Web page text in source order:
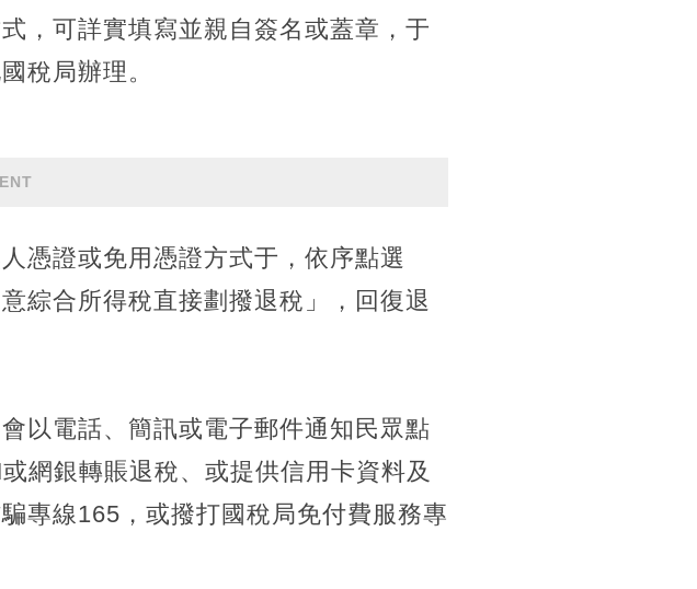
，可詳實填寫並親自簽名或蓋章，于
稅局辦理。
憑證或免用憑證方式于，依序點選
綜合所得稅直接劃撥退稅」，回復退
以電話、簡訊或電子郵件通知民眾點
網銀轉賬退稅、或提供信用卡資料及
專線165，或撥打國稅局免付費服務專